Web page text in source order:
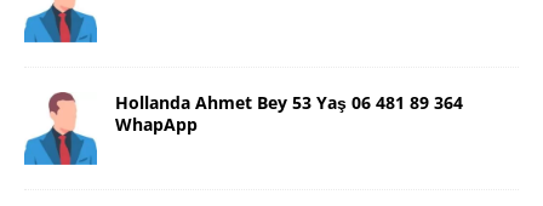
Hollanda Ahmet Bey 53 Yaş 06 481 89 364
WhapApp